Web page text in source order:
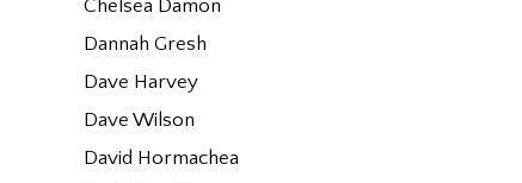
Chelsea Damon
Dannah Gresh
Dave Harvey
Dave Wilson
David Hormachea